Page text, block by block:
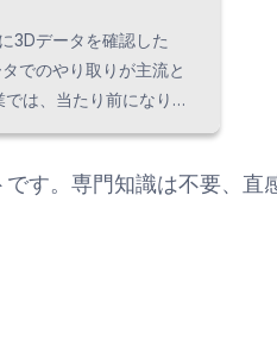
3Dデータを確認した
でのやり取りが主流と
は、当たり前になりつ
に答えるため、何よりも
シンプルでありながら多
す。専門知識は不要、直